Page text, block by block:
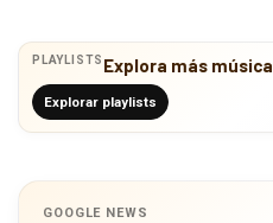
PLAYLISTS Explora más música
Explorar playlists
GOOGLE NEWS